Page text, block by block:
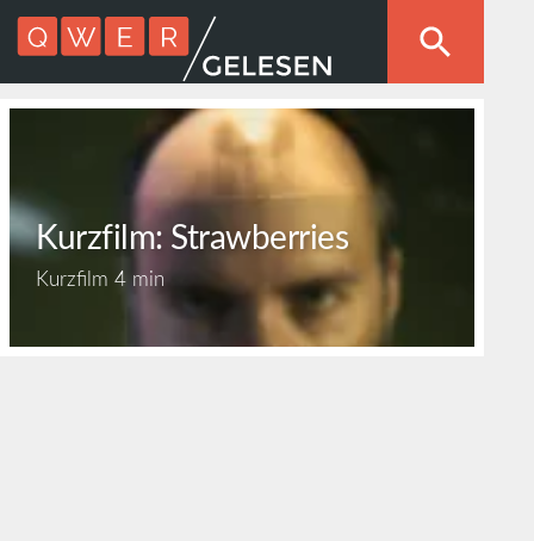
Kurzfilm: Strawberries
Kurzfilm 4 min